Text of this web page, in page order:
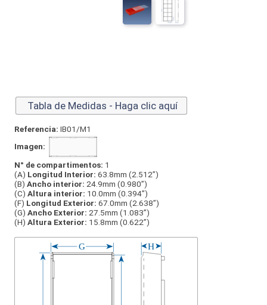
Tabla de Medidas - Haga clic aquí
Referencia: IB01/M1
Imagen:
N° de compartimentos: 1
(A) Longitud Interior: 63.8mm (2.512”)
(B) Ancho interior: 24.9mm (0.980”)
(C) Altura interior: 10.0mm (0.394”)
(F) Longitud Exterior: 67.0mm (2.638”)
(G) Ancho Exterior: 27.5mm (1.083”)
(H) Altura Exterior: 15.8mm (0.622”)